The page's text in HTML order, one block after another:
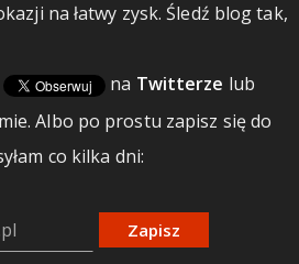
na łatwy zysk. Śledź blog tak,
na Twitterze lub
Albo po prostu zapisz się do
co kilka dni:
Zapisz